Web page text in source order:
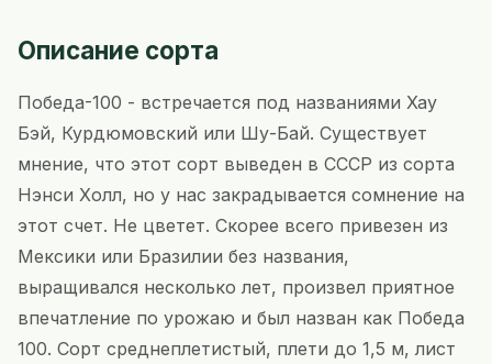
Описание сорта
Победа-100 - встречается под названиями Хау
Бэй, Курдюмовский или Шу-Бай. Существует
мнение, что этот сорт выведен в СССР из сорта
Нэнси Холл, но у нас закрадывается сомнение на
этот счет. Не цветет. Скорее всего привезен из
Мексики или Бразилии без названия,
выращивался несколько лет, произвел приятное
впечатление по урожаю и был назван как Победа
100. Сорт среднеплетистый, плети до 1,5 м, лист